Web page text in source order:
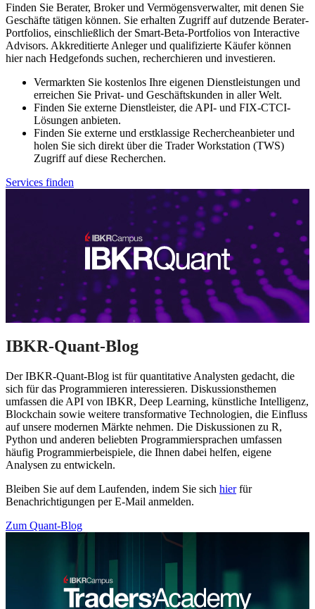
Finden Sie Berater, Broker und Vermögensverwalter, mit denen Sie
Geschäfte tätigen können. Sie erhalten Zugriff auf dutzende Berater-
Portfolios, einschließlich der Smart-Beta-Portfolios von Interactive
Advisors. Akkreditierte Anleger und qualifizierte Käufer können
hier nach Hedgefonds suchen, recherchieren und investieren.
Vermarkten Sie kostenlos Ihre eigenen Dienstleistungen und
erreichen Sie Privat- und Geschäftskunden in aller Welt.
Finden Sie externe Dienstleister, die API- und FIX-CTCI-
Lösungen anbieten.
Finden Sie externe und erstklassige Rechercheanbieter und
holen Sie sich direkt über die Trader Workstation (TWS)
Zugriff auf diese Recherchen.
Services finden
IBKR-Quant-Blog
Der IBKR-Quant-Blog ist für quantitative Analysten gedacht, die
sich für das Programmieren interessieren. Diskussionsthemen
umfassen die API von IBKR, Deep Learning, künstliche Intelligenz,
Blockchain sowie weitere transformative Technologien, die Einfluss
auf unsere modernen Märkte nehmen. Die Diskussionen zu R,
Python und anderen beliebten Programmiersprachen umfassen
häufig Programmierbeispiele, die Ihnen dabei helfen, eigene
Analysen zu entwickeln.
Bleiben Sie auf dem Laufenden, indem Sie sich hierfür
Benachrichtigungen per E-Mail anmelden.
Zum Quant-Blog